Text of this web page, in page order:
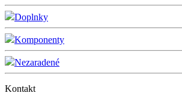
Doplnky
Komponenty
Nezaradené
Kontakt